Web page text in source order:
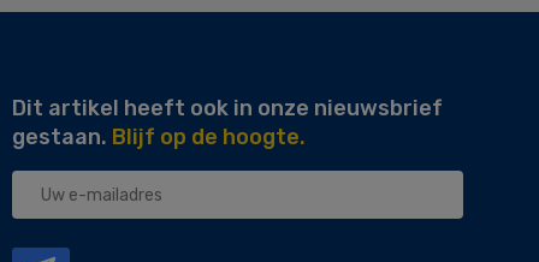
Dit artikel heeft ook in onze nieuwsbrief
gestaan. Blijf op de hoogte.
Uw